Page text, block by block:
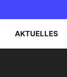
AKTUELLES